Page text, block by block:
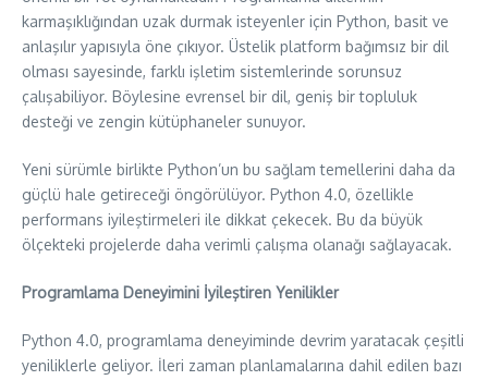
karmaşıklığından uzak durmak isteyenler için Python, basit ve
anlaşılır yapısıyla öne çıkıyor. Üstelik platform bağımsız bir dil
olması sayesinde, farklı işletim sistemlerinde sorunsuz
çalışabiliyor. Böylesine evrensel bir dil, geniş bir topluluk
desteği ve zengin kütüphaneler sunuyor.
Yeni sürümle birlikte Python’un bu sağlam temellerini daha da
güçlü hale getireceği öngörülüyor. Python 4.0, özellikle
performans iyileştirmeleri ile dikkat çekecek. Bu da büyük
ölçekteki projelerde daha verimli çalışma olanağı sağlayacak.
Programlama Deneyimini İyileştiren Yenilikler
Python 4.0, programlama deneyiminde devrim yaratacak çeşitli
yeniliklerle geliyor. İleri zaman planlamalarına dahil edilen bazı